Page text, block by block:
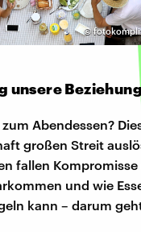
©
unsere Beziehung
Abendessen?
großen Streit
fallen
und wie
kann – darum